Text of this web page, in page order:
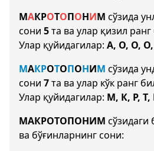
МАКРОТОПОНИМ сўзида
сони 5та ва улар қизил
Улар қуйидагилар: А, О, О,
МАКРОТОПОНИМ сўзида
сони 7та ва улар кўк ранг
Улар қуйидагилар: М, К, Р,
МАКРОТОПОНИМ
ва бўғинларнинг сони: